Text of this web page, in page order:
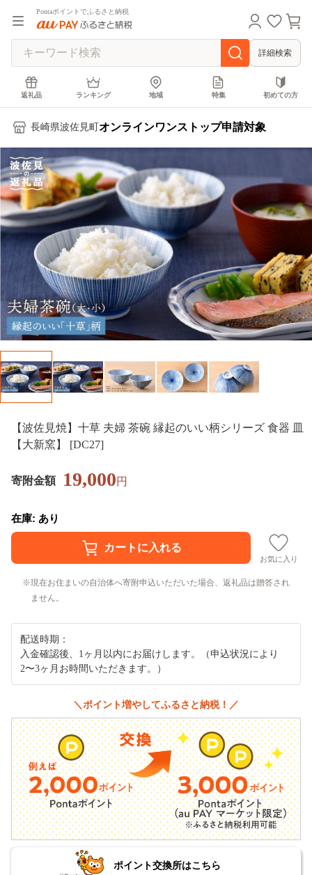
Pontaポイントでふるさと納税
詳細検索
返礼品 ランキング 地域 特集 初めての方
長崎県波佐見町 オンラインワンストップ申請対象
【波佐見焼】十草 夫婦 茶碗 縁起のいい柄シリーズ 食器 皿
【大新窯】 [DC27]
寄附金額 19,000円
在庫: あり
お気に入り
現在お住まいの自治体へ寄附申込いただいた場合、返礼品は贈答され
ません。
配送時期：
入金確認後、1ヶ月以内にお届けします。（申込状況により
2〜3ヶ月お時間いただきます。）
＼ポイント増やしてふるさと納税！／
ポイント交換所はこちら